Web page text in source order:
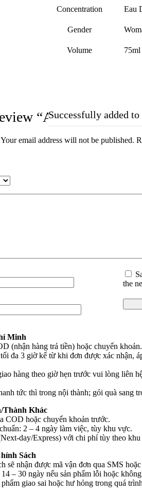
Concentration Eau
Gender
Volume 75ml
“Aristocrat Eau
Your email address will not be published.
the
Minh
(nhận hàng trả tiền) hoặc chuyển khoản.
đa 3 giờ kể từ khi đơn được xác nhận,
hàng theo giờ hẹn trước vui lòng liên
tức thì trong nội thành; gói quà sang
Thành Khác
COD hoặc chuyển khoản trước.
2 – 4 ngày làm việc, tùy khu vực.
day/Express) với chi phí tùy theo
Sách
sẽ nhận được mã vận đơn qua SMS
– 30 ngày nếu sản phẩm lỗi hoặc
giao sai hoặc hư hỏng trong quá
Successfully added